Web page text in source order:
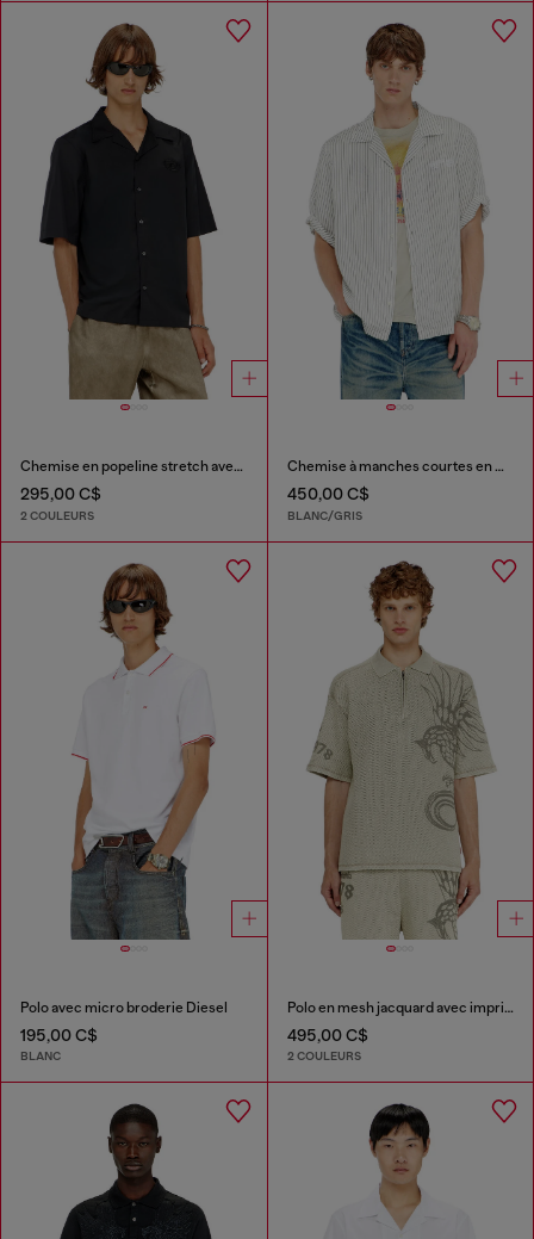
Chemise en popeline stretch avec broderie Oval D
295,00 C$
2 COULEURS
Chemise à manches courtes en modal à rayures fines
450,00 C$
BLANC/GRIS
Polo avec micro broderie Diesel
195,00 C$
BLANC
Polo en mesh jacquard avec imprimé Phoenix
495,00 C$
2 COULEURS